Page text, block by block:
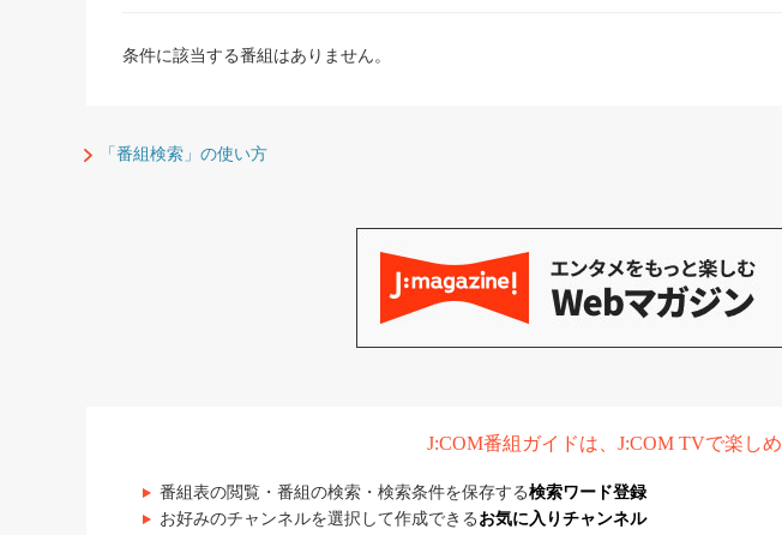
条件に該当する番組はありません。
「番組検索」の使い方
J:COM番組ガイドは、J:COM TVで楽し
番組表の閲覧・番組の検索・検索条件を保存する検索ワード登録
お好みのチャンネルを選択して作成できる お気に入りチャンネル